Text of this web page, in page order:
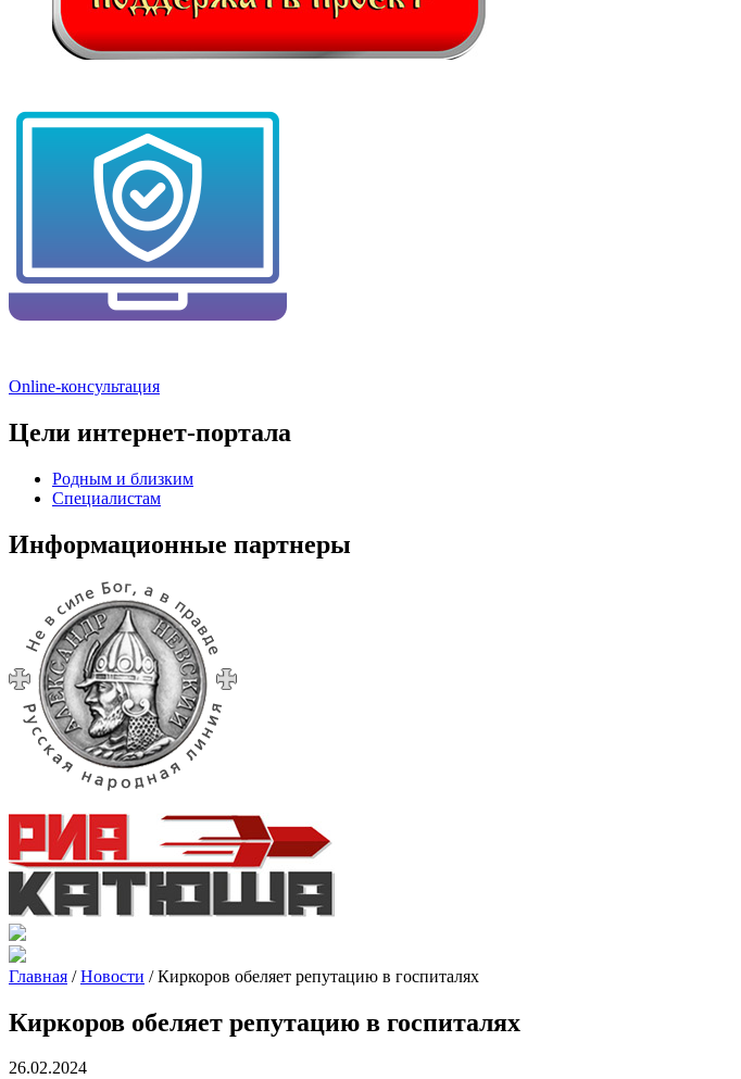
Online-консультация
Цели интернет-портала
Родным и близким
Специалистам
Информационные партнеры
Главная /Новости /Киркоров обеляет репутацию в госпиталях
Киркоров обеляет репутацию в госпиталях
26.02.2024